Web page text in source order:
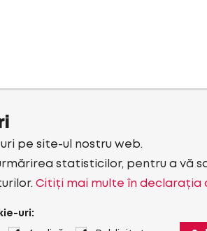
pe site-ul nostru web.
statisticilor, pentru a vă
Citiți mai multe în
uri: